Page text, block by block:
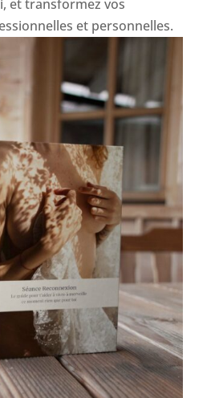
et transformez vos
et personnelles.